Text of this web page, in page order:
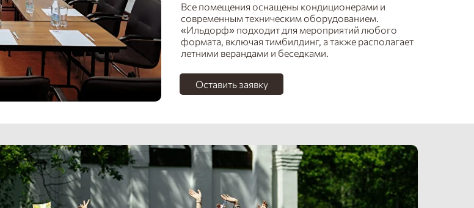
Все помещения оснащены кондиционерами и
современным техническим оборудованием.
«Ильдорф» подходит для мероприятий любого
формата, включая тимбилдинг, а также располагает
летними верандами и беседками.
Оставить заявку